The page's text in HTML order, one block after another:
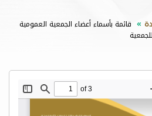
قائمة بأسماء أعضاء الجمعية العمومية